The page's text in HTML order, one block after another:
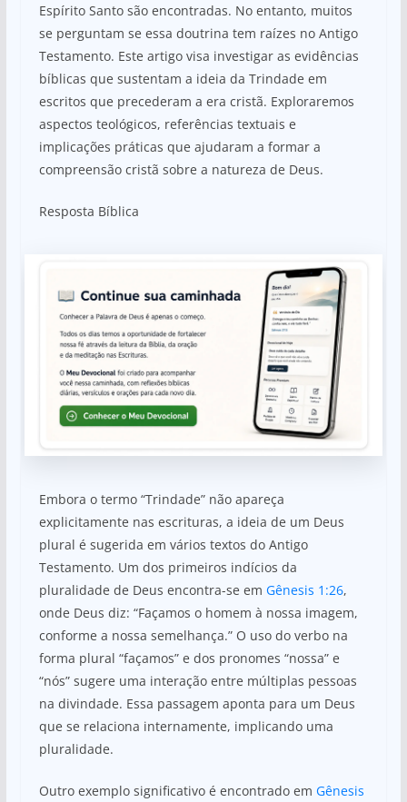
Espírito Santo são encontradas. No entanto, muitos
se perguntam se essa doutrina tem raízes no Antigo
Testamento. Este artigo visa investigar as evidências
bíblicas que sustentam a ideia da Trindade em
escritos que precederam a era cristã. Exploraremos
aspectos teológicos, referências textuais e
implicações práticas que ajudaram a formar a
compreensão cristã sobre a natureza de Deus.
Resposta Bíblica
Embora o termo “Trindade” não apareça
explicitamente nas escrituras, a ideia de um Deus
plural é sugerida em vários textos do Antigo
Testamento. Um dos primeiros indícios da
pluralidade de Deus encontra-se em Gênesis 1:26,
onde Deus diz: “Façamos o homem à nossa imagem,
conforme a nossa semelhança.” O uso do verbo na
forma plural “façamos” e dos pronomes “nossa” e
“nós” sugere uma interação entre múltiplas pessoas
na divindade. Essa passagem aponta para um Deus
que se relaciona internamente, implicando uma
pluralidade.
Outro exemplo significativo é encontrado em Gênesis